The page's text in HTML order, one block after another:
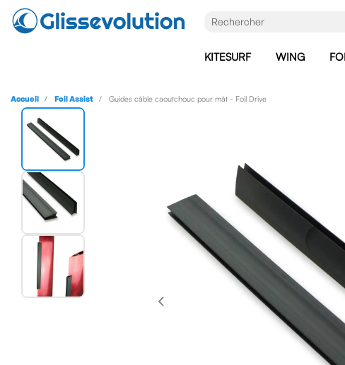
KITESURF WING
Accueil Foil Assist Guides câble caoutchouc pour mât - Foil Drive